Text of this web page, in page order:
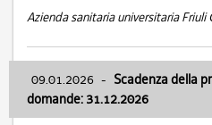
Azienda sanitaria universitaria Friuli
09.01.2026 - Scadenza della
domande: 31.12.2026